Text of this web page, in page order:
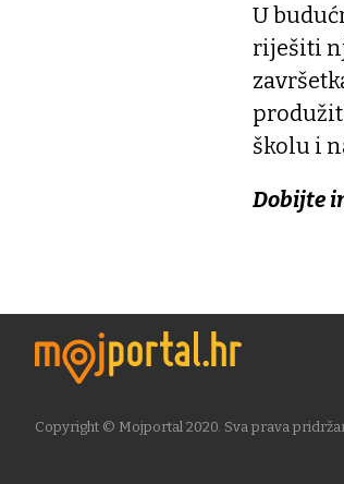
U
riješiti
školu i
Dobijte
Copyright © Mojportal 2020. Sva prava